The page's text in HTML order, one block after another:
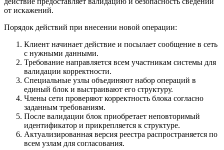
от искажений.
Порядок действий при внесении новой операции:
Клиент начинает действие и посылает сообщение в сеть
с нужными данными.
Требование направляется всем участникам системы для
валидации корректности.
Специальные узлы объединяют набор операций в
единый блок и выстраивают его структуру.
Члены сети проверяют корректность блока согласно
заданным требованиям.
После валидации блок приобретает неповторимый
идентификатор и прикрепляется к структуре.
Актуализированная версия реестра распространяется по
всем узлам для согласования.